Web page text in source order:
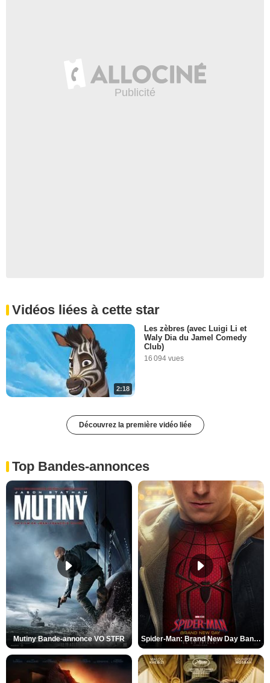
Vidéos liées à cette star
2:18
Les zèbres (avec Luigi Li et
Waly Dia du Jamel Comedy
Club)
16 094 vues
Découvrez la première vidéo liée
Top Bandes-annonces
Mutiny Bande-annonce VO STFR Spider-Man: Brand New Day Bande-annonce VO STFR